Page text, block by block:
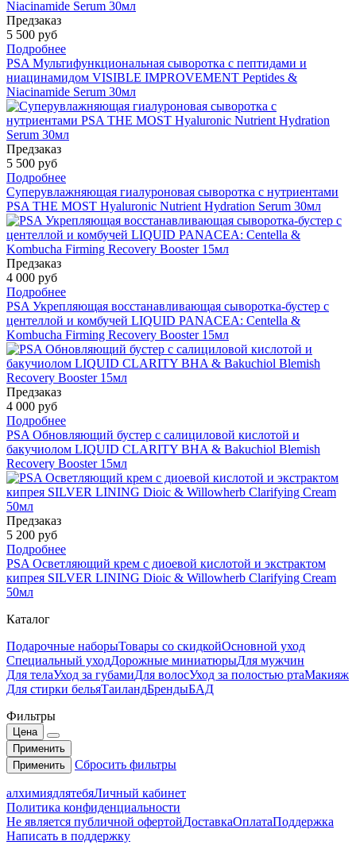
Предзаказ
5 500 руб
Подробнее
PSA Мультифункциональная сыворотка с пептидами и
ниацинамидом VISIBLE IMPROVEMENT Peptides &
Niacinamide Serum 30мл
Предзаказ
5 500 руб
Подробнее
Суперувлажняющая гиалуроновая сыворотка с нутриентами
PSA THE MOST Hyaluronic Nutrient Hydration Serum 30мл
Предзаказ
4 000 руб
Подробнее
PSA Укрепляющая восстанавливающая сыворотка-бустер с
центеллой и комбучей LIQUID PANACEA: Centella &
Kombucha Firming Recovery Booster 15мл
Предзаказ
4 000 руб
Подробнее
PSA Обновляющий бустер с салициловой кислотой и
бакучиолом LIQUID CLARITY BHA & Bakuchiol Blemish
Recovery Booster 15мл
Предзаказ
5 200 руб
Подробнее
PSA Осветляющий крем с диоевой кислотой и экстрактом
кипрея SILVER LINING Dioic & Willowherb Clarifying Cream
50мл
Каталог
Подарочные наборыТовары со скидкойОсновной уход
Специальный уходДорожные миниатюрыДля мужчин
Для телаУход за губамиДля волосУход за полостью ртаМакияж
Для стирки бельяТаиландБрендыБАД
Фильтры
Цена
Применить
Применить
Сбросить фильтры
алхимиядлятебяЛичный кабинет
Политика конфиденциальности
Не является публичной офертойДоставкаОплатаПоддержка
Написать в поддержку